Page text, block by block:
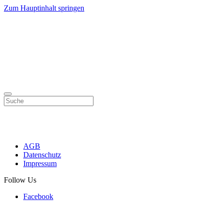
Zum Hauptinhalt springen
AGB
Datenschutz
Impressum
Follow Us
Facebook